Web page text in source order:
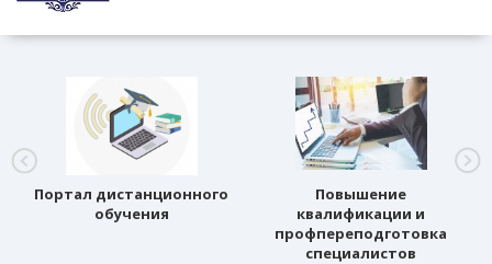
Портал дистанционного
обучения
Повышение
квалификации и
профпереподготовка
специалистов